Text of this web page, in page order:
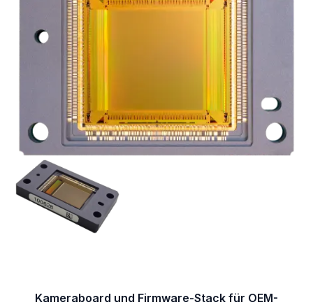
Kameraboard und Firmware-Stack für OEM-